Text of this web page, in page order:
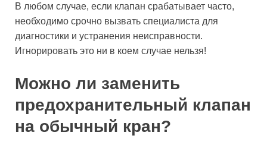
В любом случае, если клапан срабатывает часто,
необходимо срочно вызвать специалиста для
диагностики и устранения неисправности.
Игнорировать это ни в коем случае нельзя!
Можно ли заменить
предохранительный клапан
на обычный кран?